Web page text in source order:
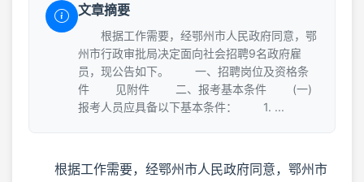
文章摘要
根据工作需要，经鄂州市人民政府同意，鄂
州市行政审批局决定面向社会招聘9名政府雇
员，现公告如下。 一、招聘岗位及资格条
件 见附件 二、报考基本条件 (一)
报考人员应具备以下基本条件： 1. ...
根据工作需要，经鄂州市人民政府同意，鄂州市